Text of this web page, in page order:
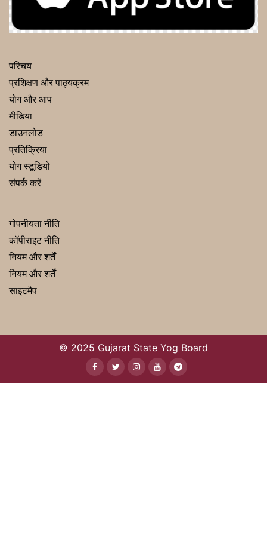
परिचय
प्रशिक्षण और पाठ्यक्रम
योग और आप
मीडिया
डाउनलोड
प्रतिक्रिया
योग स्टूडियो
संपर्क करें
गोपनीयता नीति
कॉपीराइट नीति
नियम और शर्तें
नियम और शर्तें
साइटमैप
© 2025 Gujarat State Yog Board